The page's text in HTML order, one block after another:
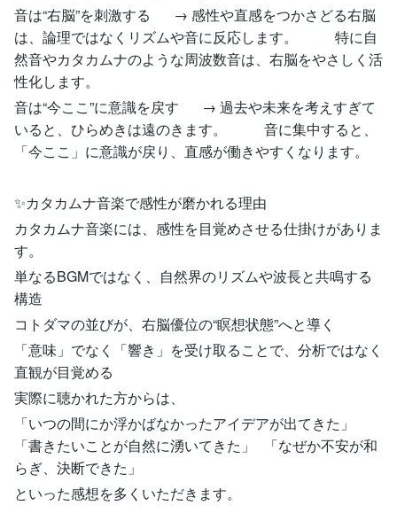
音は“右脳”を刺激する → 感性や直感をつかさどる右脳
は、論理ではなくリズムや音に反応します。 特に自
然音やカタカムナのような周波数音は、右脳をやさしく活
性化します。
音は“今ここ”に意識を戻す → 過去や未来を考えすぎて
いると、ひらめきは遠のきます。 音に集中すると、
「今ここ」に意識が戻り、直感が働きやすくなります。
✨カタカムナ音楽で感性が磨かれる理由
カタカムナ音楽には、感性を目覚めさせる仕掛けがありま
す。
単なるBGMではなく、自然界のリズムや波長と共鳴する
構造
コトダマの並びが、右脳優位の“瞑想状態”へと導く
「意味」でなく「響き」を受け取ることで、分析ではなく
直観が目覚める
実際に聴かれた方からは、
「いつの間にか浮かばなかったアイデアが出てきた」
「書きたいことが自然に湧いてきた」 「なぜか不安が和
らぎ、決断できた」
といった感想を多くいただきます。